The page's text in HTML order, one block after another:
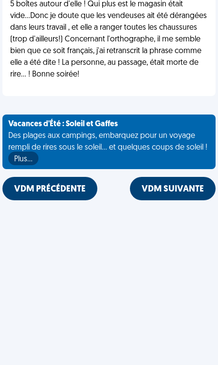
5 boîtes autour d'elle ! Qui plus est le magasin était
vide...Donc je doute que les vendeuses ait été dérangées
dans leurs travail , et elle a ranger toutes les chaussures
(trop d'ailleurs!) Concernant l'orthographe, il me semble
bien que ce soit français, j'ai retranscrit la phrase comme
elle a été dite ! La personne, au passage, était morte de
rire... ! Bonne soirée!
Vacances d'Été : Soleil et Gaffes
Des plages aux campings, embarquez pour un voyage
rempli de rires sous le soleil... et quelques coups de soleil !
Plus…
VDM PRÉCÉDENTE VDM SUIVANTE